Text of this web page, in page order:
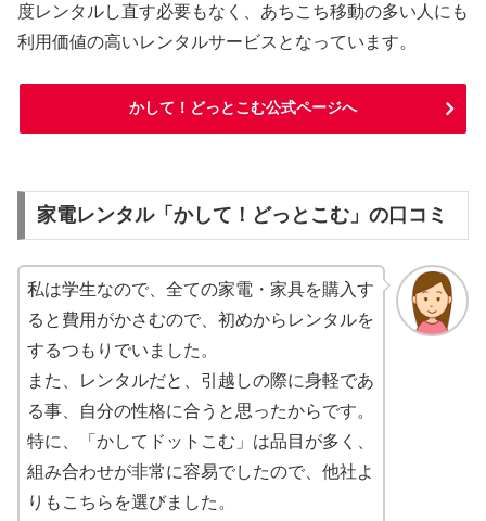
度レンタルし直す必要もなく、あちこち移動の多い人にも
利用価値の高いレンタルサービスとなっています。
かして！どっとこむ公式ページへ
家電レンタル「かして！どっとこむ」の口コミ
私は学生なので、全ての家電・家具を購入す
ると費用がかさむので、初めからレンタルを
するつもりでいました。
また、レンタルだと、引越しの際に身軽であ
る事、自分の性格に合うと思ったからです。
特に、「かしてドットこむ」は品目が多く、
組み合わせが非常に容易でしたので、他社よ
りもこちらを選びました。